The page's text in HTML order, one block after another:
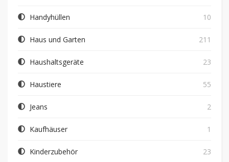
Handyhüllen 10
Haus und Garten 211
Haushaltsgeräte 23
Haustiere 55
Jeans 2
Kaufhäuser 1
Kinderzubehör 23